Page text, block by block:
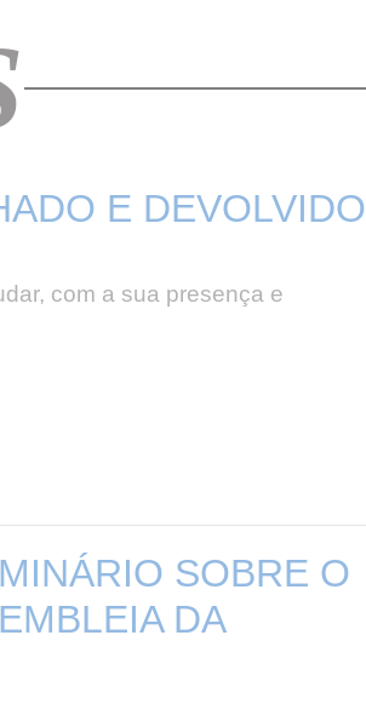
E DEVOLVIDO
com a sua presença e
SOBRE O
DA